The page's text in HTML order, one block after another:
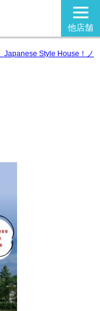
他店舗
Japanese Style House！ノ